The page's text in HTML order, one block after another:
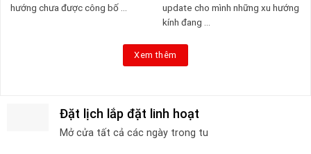
hướng chưa được công bố ...
update cho mình những xu hướng
kính đang ...
Xem thêm
Đặt lịch lắp đặt linh hoạt
Mở cửa tất cả các ngày trong tu